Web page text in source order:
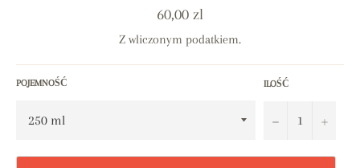
Cena
regularna
60,00 zl
Z wliczonym podatkiem.
POJEMNOŚĆ ILOŚĆ
− +